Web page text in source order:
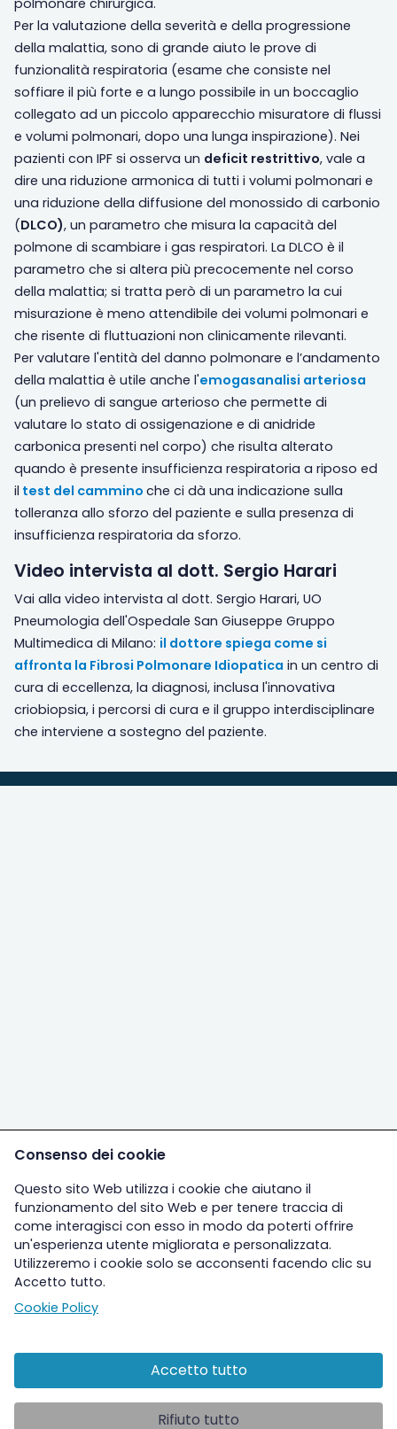
polmonare chirurgica.
Per la valutazione della severità e della progressione
della malattia, sono di grande aiuto le prove di
funzionalità respiratoria (esame che consiste nel
soffiare il più forte e a lungo possibile in un boccaglio
collegato ad un piccolo apparecchio misuratore di flussi
e volumi polmonari, dopo una lunga inspirazione). Nei
pazienti con IPF si osserva un deficit restrittivo, vale a
dire una riduzione armonica di tutti i volumi polmonari e
una riduzione della diffusione del monossido di carbonio
(DLCO), un parametro che misura la capacità del
polmone di scambiare i gas respiratori. La DLCO è il
parametro che si altera più precocemente nel corso
della malattia; si tratta però di un parametro la cui
misurazione è meno attendibile dei volumi polmonari e
che risente di fluttuazioni non clinicamente rilevanti.
Per valutare l'entità del danno polmonare e l’andamento
della malattia è utile anche l'emogasanalisi arteriosa
(un prelievo di sangue arterioso che permette di
valutare lo stato di ossigenazione e di anidride
carbonica presenti nel corpo) che risulta alterato
quando è presente insufficienza respiratoria a riposo ed
il test del cammino che ci dà una indicazione sulla
tolleranza allo sforzo del paziente e sulla presenza di
insufficienza respiratoria da sforzo.
Video intervista al dott. Sergio Harari
Vai alla video intervista al dott. Sergio Harari, UO
Pneumologia dell'Ospedale San Giuseppe Gruppo
Multimedica di Milano: il dottore spiega come si
affronta la Fibrosi Polmonare Idiopatica in un centro di
cura di eccellenza, la diagnosi, inclusa l'innovativa
criobiopsia, i percorsi di cura e il gruppo interdisciplinare
che interviene a sostegno del paziente.
Altre sezioni
Ospedale
Consenso dei cookie
Questo sito Web utilizza i cookie che aiutano il
funzionamento del sito Web e per tenere traccia di
come interagisci con esso in modo da poterti offrire
un'esperienza utente migliorata e personalizzata.
Utilizzeremo i cookie solo se acconsenti facendo clic su
Accetto tutto.
Cookie Policy
Accetto tutto
Rifiuto tutto